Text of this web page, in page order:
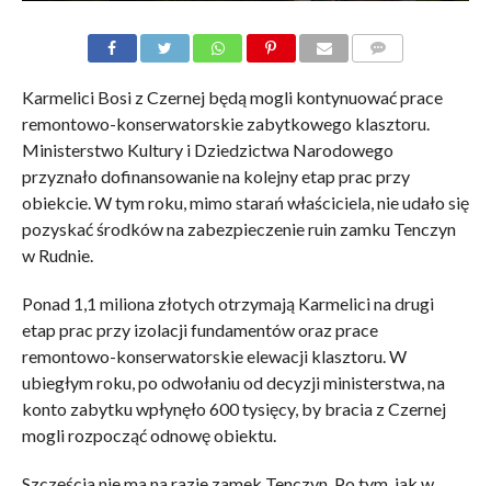
Karmelici Bosi z Czernej będą mogli kontynuować prace
remontowo-konserwatorskie zabytkowego klasztoru.
Ministerstwo Kultury i Dziedzictwa Narodowego
przyznało dofinansowanie na kolejny etap prac przy
obiekcie. W tym roku, mimo starań właściciela, nie udało się
pozyskać środków na zabezpieczenie ruin zamku Tenczyn
w Rudnie.
Ponad 1,1 miliona złotych otrzymają Karmelici na drugi
etap prac przy izolacji fundamentów oraz prace
remontowo-konserwatorskie elewacji klasztoru. W
ubiegłym roku, po odwołaniu od decyzji ministerstwa, na
konto zabytku wpłynęło 600 tysięcy, by bracia z Czernej
mogli rozpocząć odnowę obiektu.